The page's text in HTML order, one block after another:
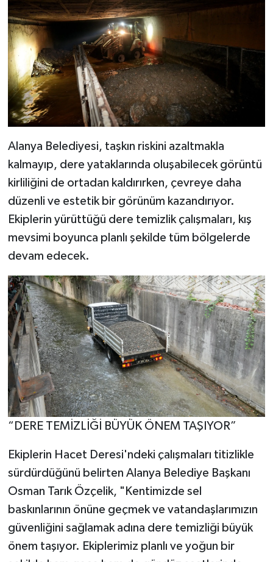
Alanya Belediyesi, taşkın riskini azaltmakla
kalmayıp, dere yataklarında oluşabilecek görüntü
kirliliğini de ortadan kaldırırken, çevreye daha
düzenli ve estetik bir görünüm kazandırıyor.
Ekiplerin yürüttüğü dere temizlik çalışmaları, kış
mevsimi boyunca planlı şekilde tüm bölgelerde
devam edecek.
“DERE TEMİZLİĞİ BÜYÜK ÖNEM TAŞIYOR”
Ekiplerin Hacet Deresi'ndeki çalışmaları titizlikle
sürdürdüğünü belirten Alanya Belediye Başkanı
Osman Tarık Özçelik, "Kentimizde sel
baskınlarının önüne geçmek ve vatandaşlarımızın
güvenliğini sağlamak adına dere temizliği büyük
önem taşıyor. Ekiplerimiz planlı ve yoğun bir